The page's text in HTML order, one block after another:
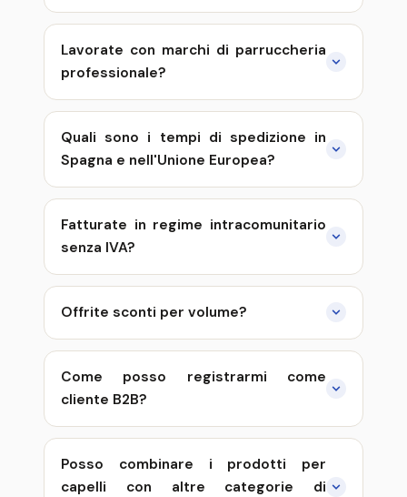
Lavorate con marchi di parruccheria
professionale?
Quali sono i tempi di spedizione in
Spagna e nell'Unione Europea?
Fatturate in regime intracomunitario
senza IVA?
Offrite sconti per volume?
Come posso registrarmi come
cliente B2B?
Posso combinare i prodotti per
capelli con altre categorie di